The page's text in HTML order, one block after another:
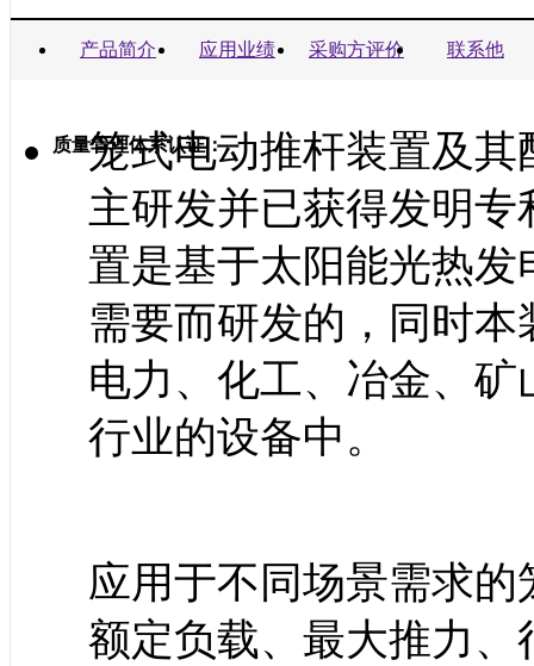
商业信誉承诺书：
质量管理体系认证：
产品简介 应用业绩 采购方评价 联系他
笼式电动推杆装置及
主研发并已获得发明
置是基于太阳能光热
需要而研发的，同时
电力、化工、冶金、
行业的设备中。
应用于不同场景需求
额定负载、最大推力